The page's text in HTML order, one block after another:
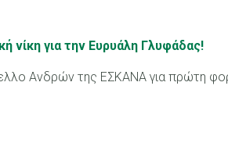
νίκη για την Ευρυάλη Γλυφάδας!
Ανδρών της ΕΣΚΑΝΑ για πρώτη